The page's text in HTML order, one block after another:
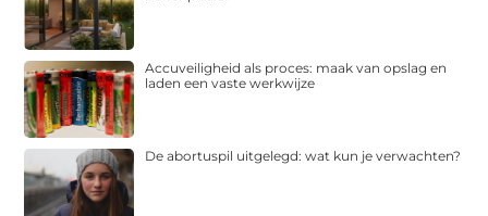
Accuveiligheid als proces: maak van opslag en
laden een vaste werkwijze
De abortuspil uitgelegd: wat kun je verwachten?